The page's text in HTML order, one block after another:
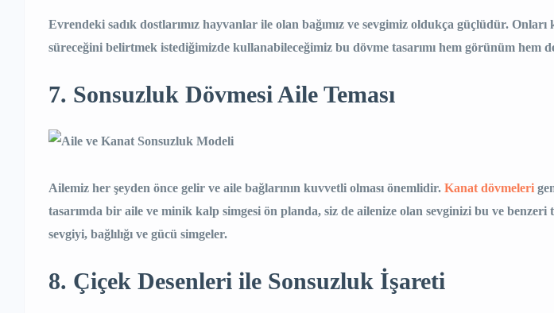
Evrendeki sadık dostlarımız hayvanlar ile olan bağımız ve sevgimiz oldukça güçlüdür.
süreceğini belirtmek istediğimizde kullanabileceğimiz bu dövme tasarımı hem görünüm hem
7. Sonsuzluk Dövmesi Aile Teması
Ailemiz her şeyden önce gelir ve aile bağlarının kuvvetli olması önemlidir. Kanat dövmeleri
tasarımda bir aile ve minik kalp simgesi ön planda, siz de ailenize olan sevginizi bu ve benzeri
sevgiyi, bağlılığı ve gücü simgeler.
8. Çiçek Desenleri ile Sonsuzluk İşareti